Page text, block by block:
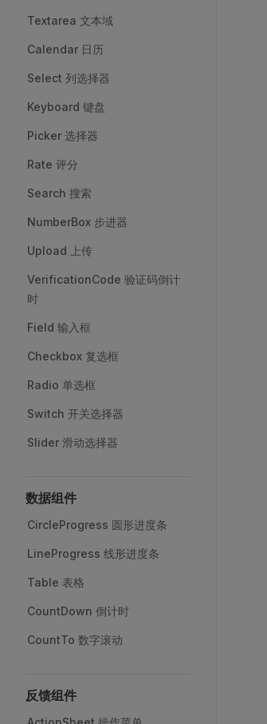
Textarea 文本域
Calendar 日历
Select 列选择器
Keyboard 键盘
Picker 选择器
Rate 评分
Search 搜索
NumberBox 步进器
Upload 上传
VerificationCode 验证码倒计
时
Field 输入框
Checkbox 复选框
Radio 单选框
Switch 开关选择器
Slider 滑动选择器
数据组件
CircleProgress 圆形进度条
LineProgress 线形进度条
Table 表格
CountDown 倒计时
CountTo 数字滚动
反馈组件